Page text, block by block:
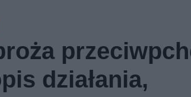
działania,